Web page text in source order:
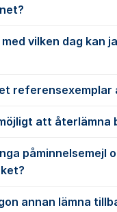
vilken dag kan
att återlämna
påminnelsemejl
annan lämna